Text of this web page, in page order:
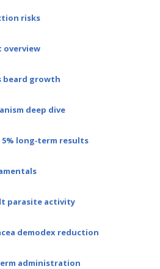
risks
overview
beard growth
deep dive
long‑term results
parasite activity
demodex reduction
administration